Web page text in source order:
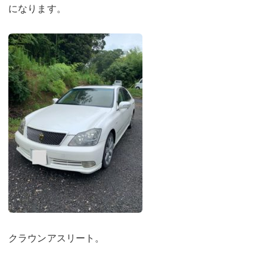
になります。
クラウンアスリート。